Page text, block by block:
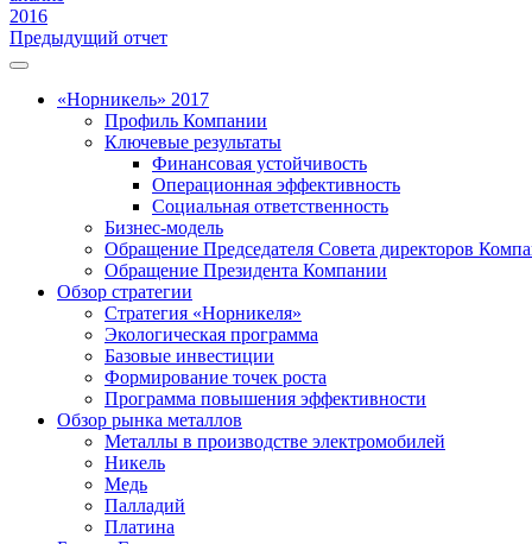
2016
Предыдущий отчет
«Норникель» 2017
Профиль Компании
Ключевые результаты
Финансовая устойчивость
Операционная эффективность
Социальная ответственность
Бизнес-модель
Обращение Председателя Совета директоров
Обращение Президента Компании
Обзор стратегии
Стратегия «Норникеля»
Экологическая программа
Базовые инвестиции
Формирование точек роста
Программа повышения эффективности
Обзор рынка металлов
Металлы в производстве электромобилей
Никель
Медь
Палладий
Платина